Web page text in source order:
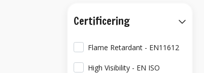
Certificering
Flame Retardant - EN11612
High Visibility - EN ISO